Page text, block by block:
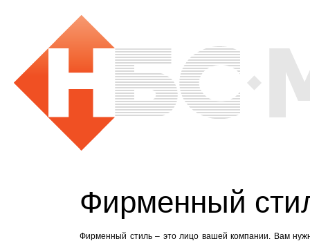
Фирменный
Фирменный стиль – это лицо вашей компании. Вам